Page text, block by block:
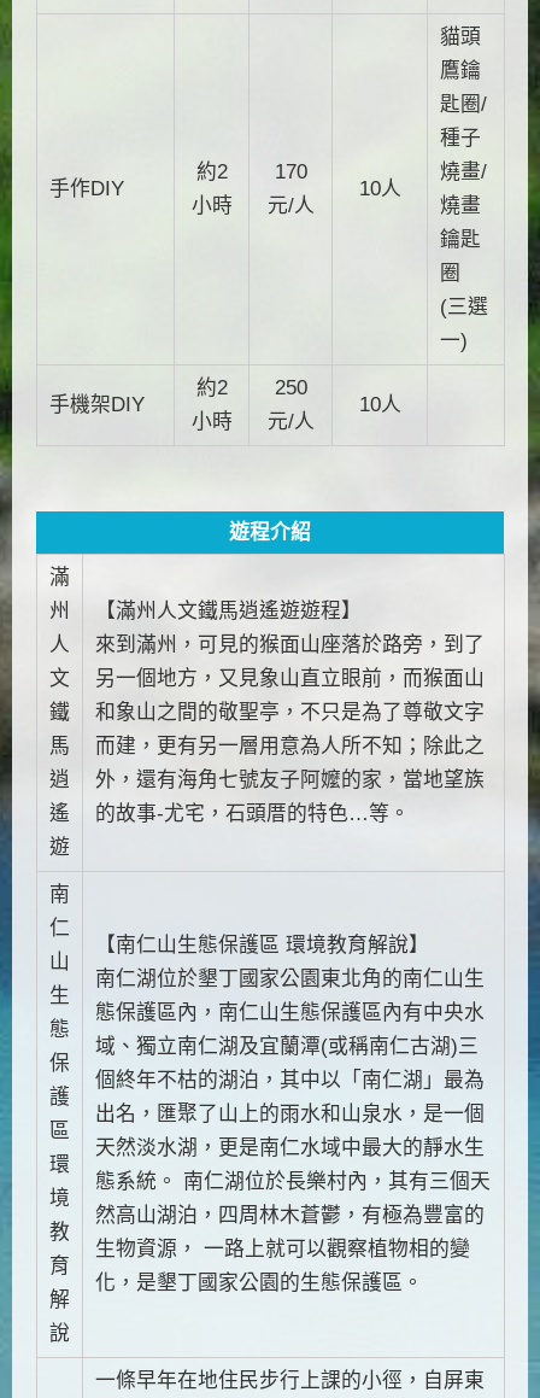
手作DIY
約2
小時
170
元/人
10人
貓頭
鷹鑰
匙圈/
種子
燒畫/
燒畫
鑰匙
圈
(三選
一)
手機架DIY
約2
小時
250
元/人
10人
遊程介紹
滿
州
人
文
鐵
馬
逍
遙
遊
【滿州人文鐵馬逍遙遊遊程】
來到滿州，可見的猴面山座落於路旁，到了
另一個地方，又見象山直立眼前，而猴面山
和象山之間的敬聖亭，不只是為了尊敬文字
而建，更有另一層用意為人所不知；除此之
外，還有海角七號友子阿嬤的家，當地望族
的故事-尤宅，石頭厝的特色…等。
南
仁
山
生
態
保
護
區
環
境
教
育
解
說
【南仁山生態保護區 環境教育解說】
南仁湖位於墾丁國家公園東北角的南仁山生
態保護區內，南仁山生態保護區內有中央水
域、獨立南仁湖及宜蘭潭(或稱南仁古湖)三
個終年不枯的湖泊，其中以「南仁湖」最為
出名，匯聚了山上的雨水和山泉水，是一個
天然淡水湖，更是南仁水域中最大的靜水生
態系統。 南仁湖位於長樂村內，其有三個天
然高山湖泊，四周林木蒼鬱，有極為豐富的
生物資源， 一路上就可以觀察植物相的變
化，是墾丁國家公園的生態保護區。
一條早年在地住民步行上課的小徑，自屏東